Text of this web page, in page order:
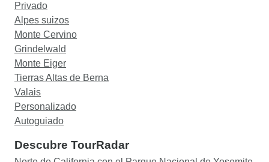
Privado
Alpes suizos
Monte Cervino
Grindelwald
Monte Eiger
Tierras Altas de Berna
Valais
Personalizado
Autoguiado
Descubre TourRadar